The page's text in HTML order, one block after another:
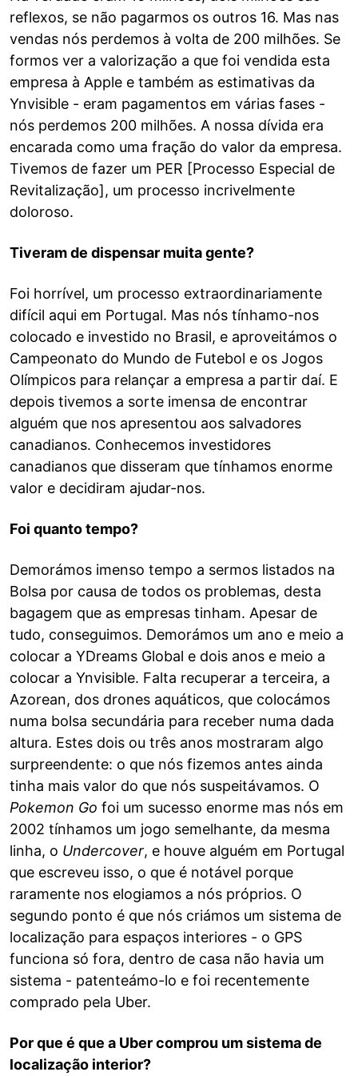
reflexos, se não pagarmos os outros 16. Mas nas
vendas nós perdemos à volta de 200 milhões. Se
formos ver a valorização a que foi vendida esta
empresa à Apple e também as estimativas da
Ynvisible - eram pagamentos em várias fases -
nós perdemos 200 milhões. A nossa dívida era
encarada como uma fração do valor da empresa.
Tivemos de fazer um PER [Processo Especial de
Revitalização], um processo incrivelmente
doloroso.
Tiveram de dispensar muita gente?
Foi horrível, um processo extraordinariamente
difícil aqui em Portugal. Mas nós tínhamo-nos
colocado e investido no Brasil, e aproveitámos o
Campeonato do Mundo de Futebol e os Jogos
Olímpicos para relançar a empresa a partir daí. E
depois tivemos a sorte imensa de encontrar
alguém que nos apresentou aos salvadores
canadianos. Conhecemos investidores
canadianos que disseram que tínhamos enorme
valor e decidiram ajudar-nos.
Foi quanto tempo?
Demorámos imenso tempo a sermos listados na
Bolsa por causa de todos os problemas, desta
bagagem que as empresas tinham. Apesar de
tudo, conseguimos. Demorámos um ano e meio a
colocar a YDreams Global e dois anos e meio a
colocar a Ynvisible. Falta recuperar a terceira, a
Azorean, dos drones aquáticos, que colocámos
numa bolsa secundária para receber numa dada
altura. Estes dois ou três anos mostraram algo
surpreendente: o que nós fizemos antes ainda
tinha mais valor do que nós suspeitávamos. O
Pokemon Go foi um sucesso enorme mas nós em
2002 tínhamos um jogo semelhante, da mesma
linha, o Undercover, e houve alguém em Portugal
que escreveu isso, o que é notável porque
raramente nos elogiamos a nós próprios. O
segundo ponto é que nós criámos um sistema de
localização para espaços interiores - o GPS
funciona só fora, dentro de casa não havia um
sistema - patenteámo-lo e foi recentemente
comprado pela Uber.
Por que é que a Uber comprou um sistema de
localização interior?